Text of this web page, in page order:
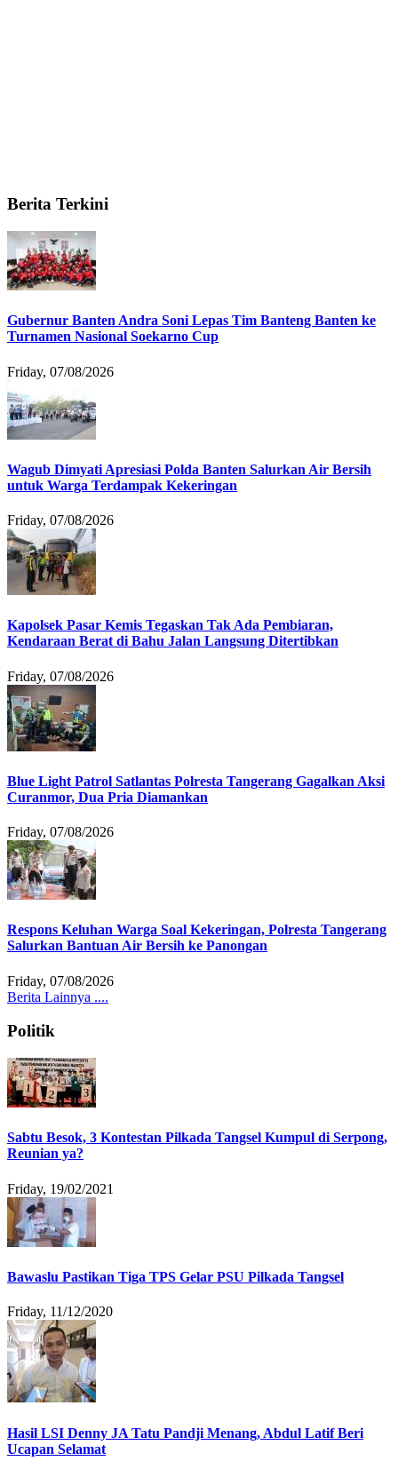
Berita Terkini
Gubernur Banten Andra Soni Lepas Tim Banteng Banten ke
Turnamen Nasional Soekarno Cup
Friday, 07/08/2026
Wagub Dimyati Apresiasi Polda Banten Salurkan Air Bersih
untuk Warga Terdampak Kekeringan
Friday, 07/08/2026
Kapolsek Pasar Kemis Tegaskan Tak Ada Pembiaran,
Kendaraan Berat di Bahu Jalan Langsung Ditertibkan
Friday, 07/08/2026
Blue Light Patrol Satlantas Polresta Tangerang Gagalkan Aksi
Curanmor, Dua Pria Diamankan
Friday, 07/08/2026
Respons Keluhan Warga Soal Kekeringan, Polresta Tangerang
Salurkan Bantuan Air Bersih ke Panongan
Friday, 07/08/2026
Berita Lainnya ....
Politik
Sabtu Besok, 3 Kontestan Pilkada Tangsel Kumpul di Serpong,
Reunian ya?
Friday, 19/02/2021
Bawaslu Pastikan Tiga TPS Gelar PSU Pilkada Tangsel
Friday, 11/12/2020
Hasil LSI Denny JA Tatu Pandji Menang, Abdul Latif Beri
Ucapan Selamat